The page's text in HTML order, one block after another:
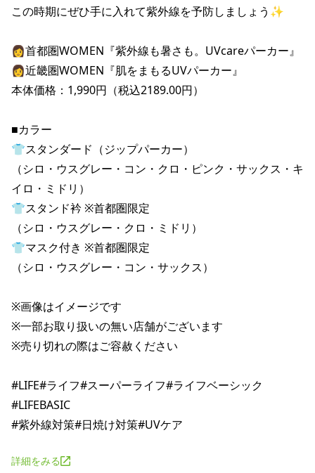
この時期にぜひ手に入れて紫外線を予防しましょう✨
👩首都圏WOMEN『紫外線も暑さも。UVcareパーカー』
👩近畿圏WOMEN『肌をまもるUVパーカー』
本体価格：1,990円（税込2189.00円）
■カラー
👕スタンダード（ジップパーカー）
（シロ・ウスグレー・コン・クロ・ピンク・サックス・キ
イロ・ミドリ）
👕スタンド衿 ※首都圏限定
（シロ・ウスグレー・クロ・ミドリ）
👕マスク付き ※首都圏限定
（シロ・ウスグレー・コン・サックス）
※画像はイメージです
※一部お取り扱いの無い店舗がございます
※売り切れの際はご容赦ください
#LIFE#ライフ#スーパーライフ#ライフベーシック
#LIFEBASIC
詳細をみる